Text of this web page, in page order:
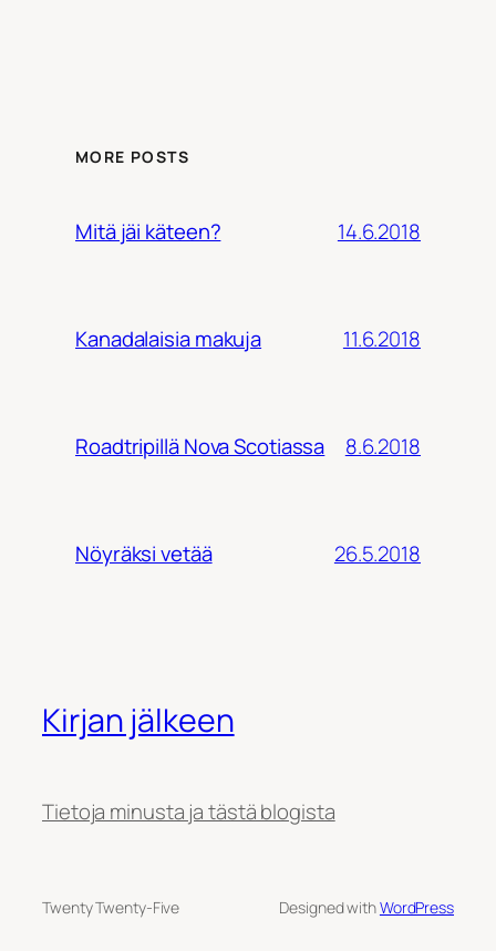
MORE POSTS
Mitä jäi käteen? 14.6.2018
Kanadalaisia makuja 11.6.2018
Roadtripillä Nova Scotiassa 8.6.2018
Nöyräksi vetää 26.5.2018
Kirjan jälkeen
Tietoja minusta ja tästä blogista
Twenty Twenty-Five Designed withWordPress